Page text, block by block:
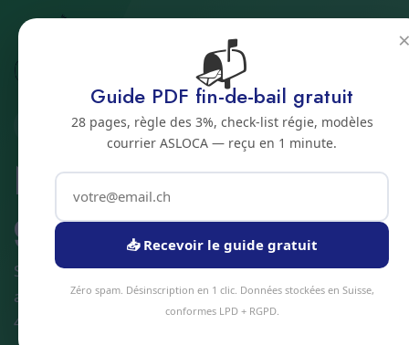
Nettoyage de gouttieres
Bienne
2500 · JURA BERNOIS
Nettoyage de
gouttieres a Bienne
Service nettoyage de gouttieres à Bienne et
alentours. Devis gratuit sous 24h, intervention sous
48h en moyenne. Équipe locale, matériel
📬
Guide PDF fin-de-bail gratuit
28 pages, règle des 3%, check-list régie, modèles
courrier ASLOCA — reçu en 1 minute.
📥 Recevoir le guide gratuit
Zéro spam. Désinscription en 1 clic. Données stockées en Suisse,
conformes LPD + RGPD.